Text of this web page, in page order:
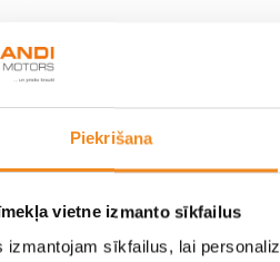
Piekrišana
vietne izmanto sīkfailus
izmantojam sīkfailus, lai
Lai